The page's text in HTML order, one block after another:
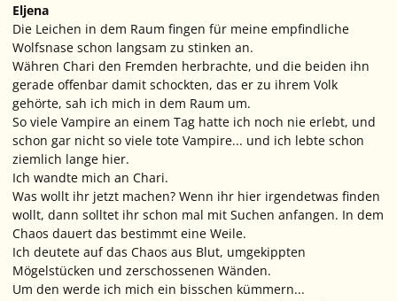
Eljena
Die Leichen in dem Raum fingen für meine empfindliche
Wolfsnase schon langsam zu stinken an.
Währen Chari den Fremden herbrachte, und die beiden ihn
gerade offenbar damit schockten, das er zu ihrem Volk
gehörte, sah ich mich in dem Raum um.
So viele Vampire an einem Tag hatte ich noch nie erlebt, und
schon gar nicht so viele tote Vampire... und ich lebte schon
ziemlich lange hier.
Ich wandte mich an Chari.
Was wollt ihr jetzt machen? Wenn ihr hier irgendetwas finden
wollt, dann solltet ihr schon mal mit Suchen anfangen. In dem
Chaos dauert das bestimmt eine Weile.
Ich deutete auf das Chaos aus Blut, umgekippten
Mögelstücken und zerschossenen Wänden.
Um den werde ich mich ein bisschen kümmern...